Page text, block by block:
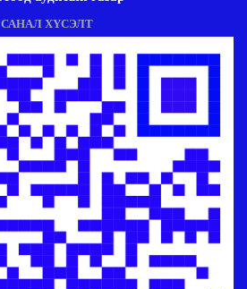
САНАЛ ХҮСЭЛТ